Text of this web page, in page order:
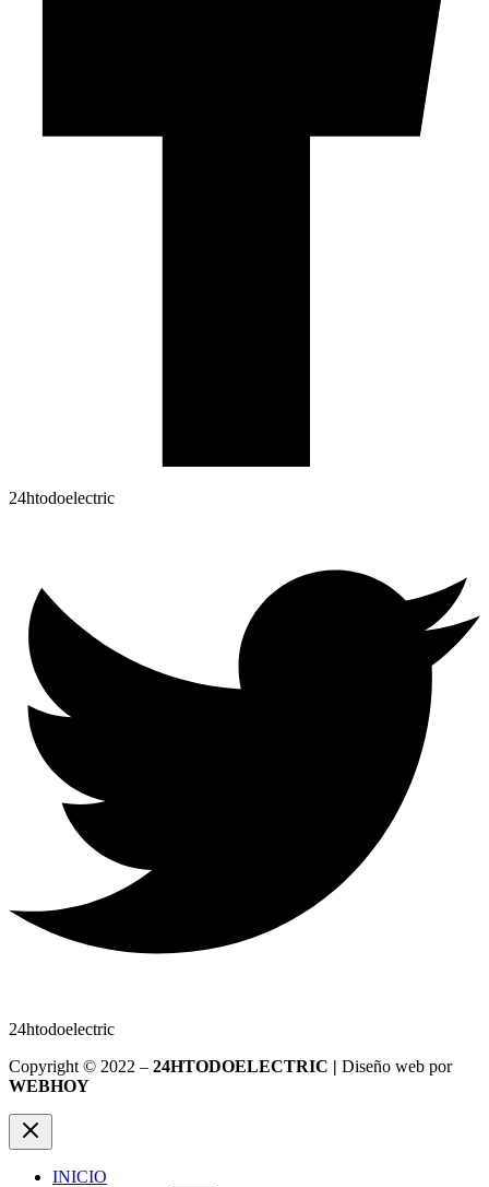
24htodoelectric
24htodoelectric
Copyright © 2022 – 24HTODOELECTRIC | Diseño web por
WEBHOY
INICIO